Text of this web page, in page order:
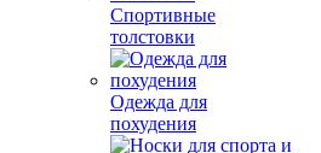
Спортивные
толстовки
Одежда для
похудения